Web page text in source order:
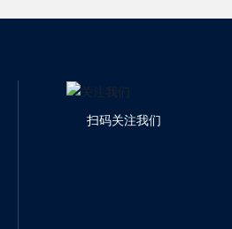
扫码关注我们